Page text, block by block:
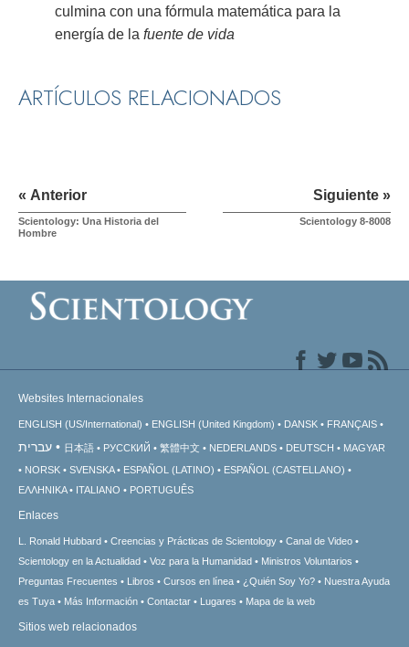
culmina con una fórmula matemática para la
energía de la fuente de vida
ARTÍCULOS RELACIONADOS
« Anterior
Scientology: Una Historia del
Hombre
Siguiente »
Scientology 8-8008
Websites Internacionales
ENGLISH (US/International) ENGLISH (United Kingdom) DANSK FRANÇAIS
עברית 日本語 РУССКИЙ 繁體中文 NEDERLANDS DEUTSCH
MAGYAR
NORSK
SVENSKA ESPAÑOL (LATINO)
ESPAÑOL (CASTELLANO)
ΕΛΛΗΝΙΚA
ITALIANO PORTUGUÊS
Enlaces
L. Ronald Hubbard Creencias y Prácticas de Scientology
Canal de Video
Scientology en la Actualidad
Voz para la Humanidad
Ministros Voluntarios
Preguntas Frecuentes
Libros Cursos en línea ¿Quién Soy Yo?
Nuestra Ayuda
es Tuya
Más Información Contactar Lugares Mapa de la web
Sitios web relacionados